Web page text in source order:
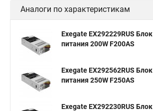
Аналоги по характеристикам
Exegate EX292229RUS Блок
питания 200W F200AS
Exegate EX292562RUS Блок
питания 250W F250AS
Exegate EX292230RUS Блок